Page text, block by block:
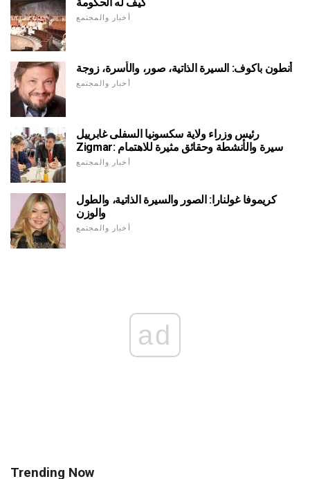
أخبار والمجتمع
أنطون باكوف: السيرة الذاتية، صور، والأسرة، زوجة
أخبار والمجتمع
رئيس وزراء ولاية سكسونيا السفلى غابرييل
Zigmar: سيرة والأنشطة وحقائق مثيرة للاهتمام
أخبار والمجتمع
كريموفا غولنارا: الصور والسيرة الذاتية، والطول
والوزن
أخبار والمجتمع
ad
Trending Now